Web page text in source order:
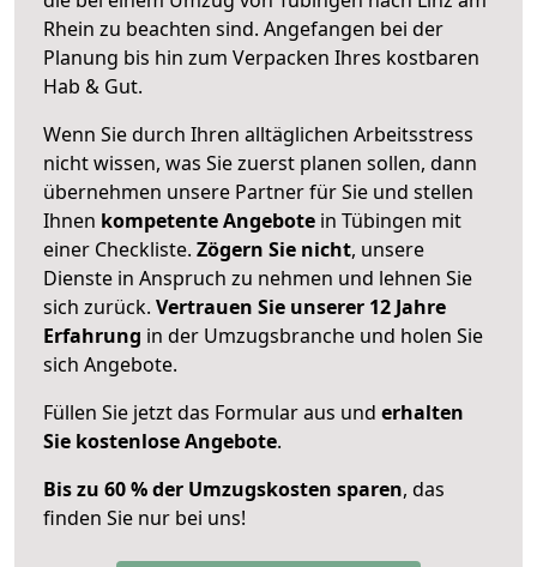
Rhein zu beachten sind. Angefangen bei der
Planung bis hin zum Verpacken Ihres kostbaren
Hab & Gut.
Wenn Sie durch Ihren alltäglichen Arbeitsstress
nicht wissen, was Sie zuerst planen sollen, dann
übernehmen unsere Partner für Sie und stellen
Ihnen kompetente Angebote in Tübingen mit
einer Checkliste. Zögern Sie nicht, unsere
Dienste in Anspruch zu nehmen und lehnen Sie
sich zurück. Vertrauen Sie unserer 12 Jahre
Erfahrung in der Umzugsbranche und holen Sie
sich Angebote.
Füllen Sie jetzt das Formular aus und erhalten
Sie kostenlose Angebote.
Bis zu 60 % der Umzugskosten sparen, das
finden Sie nur bei uns!